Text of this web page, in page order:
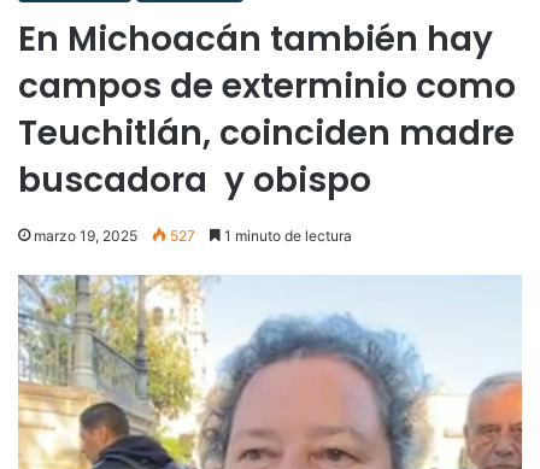
En Michoacán también hay
campos de exterminio como
Teuchitlán, coinciden madre
buscadora y obispo
marzo 19, 2025 527 1 minuto de lectura